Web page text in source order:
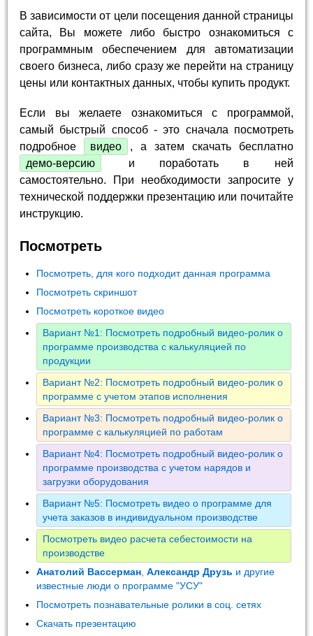
В зависимости от цели посещения данной страницы
сайта, Вы можете либо быстро ознакомиться с
программным обеспечением для автоматизации
своего бизнеса, либо сразу же перейти на страницу
цены или контактных данных, чтобы купить продукт.
Если вы желаете ознакомиться с программой,
самый быстрый способ - это сначала посмотреть
подробное
видео
, а затем скачать бесплатно
демо-версию
и поработать в ней
самостоятельно. При необходимости запросите у
технической поддержки презентацию или почитайте
инструкцию.
Посмотреть
Посмотреть, для кого подходит данная программа
Посмотреть скриншот
Посмотреть короткое видео
Вариант №1: Посмотреть подробный видео-ролик о
программе производства с калькуляцией по
продукции
Вариант №2: Посмотреть подробный видео-ролик о
программе с учетом этапов исполнения
Вариант №3: Посмотреть подробный видео-ролик о
программе с калькуляцией по работам
Вариант №4: Посмотреть подробный видео-ролик о
программе производства с учетом нарядов и
загрузки оборудования
Вариант №5: Посмотреть видео о программе для
учета заказов в индивидуальном производстве
Посмотреть видео расчета себестоимости на
производстве
Анатолий Вассерман ,Александр Друзь и другие
известные люди о программе "УСУ"
Посмотреть познавательные ролики в соц. сетях
Скачать презентацию